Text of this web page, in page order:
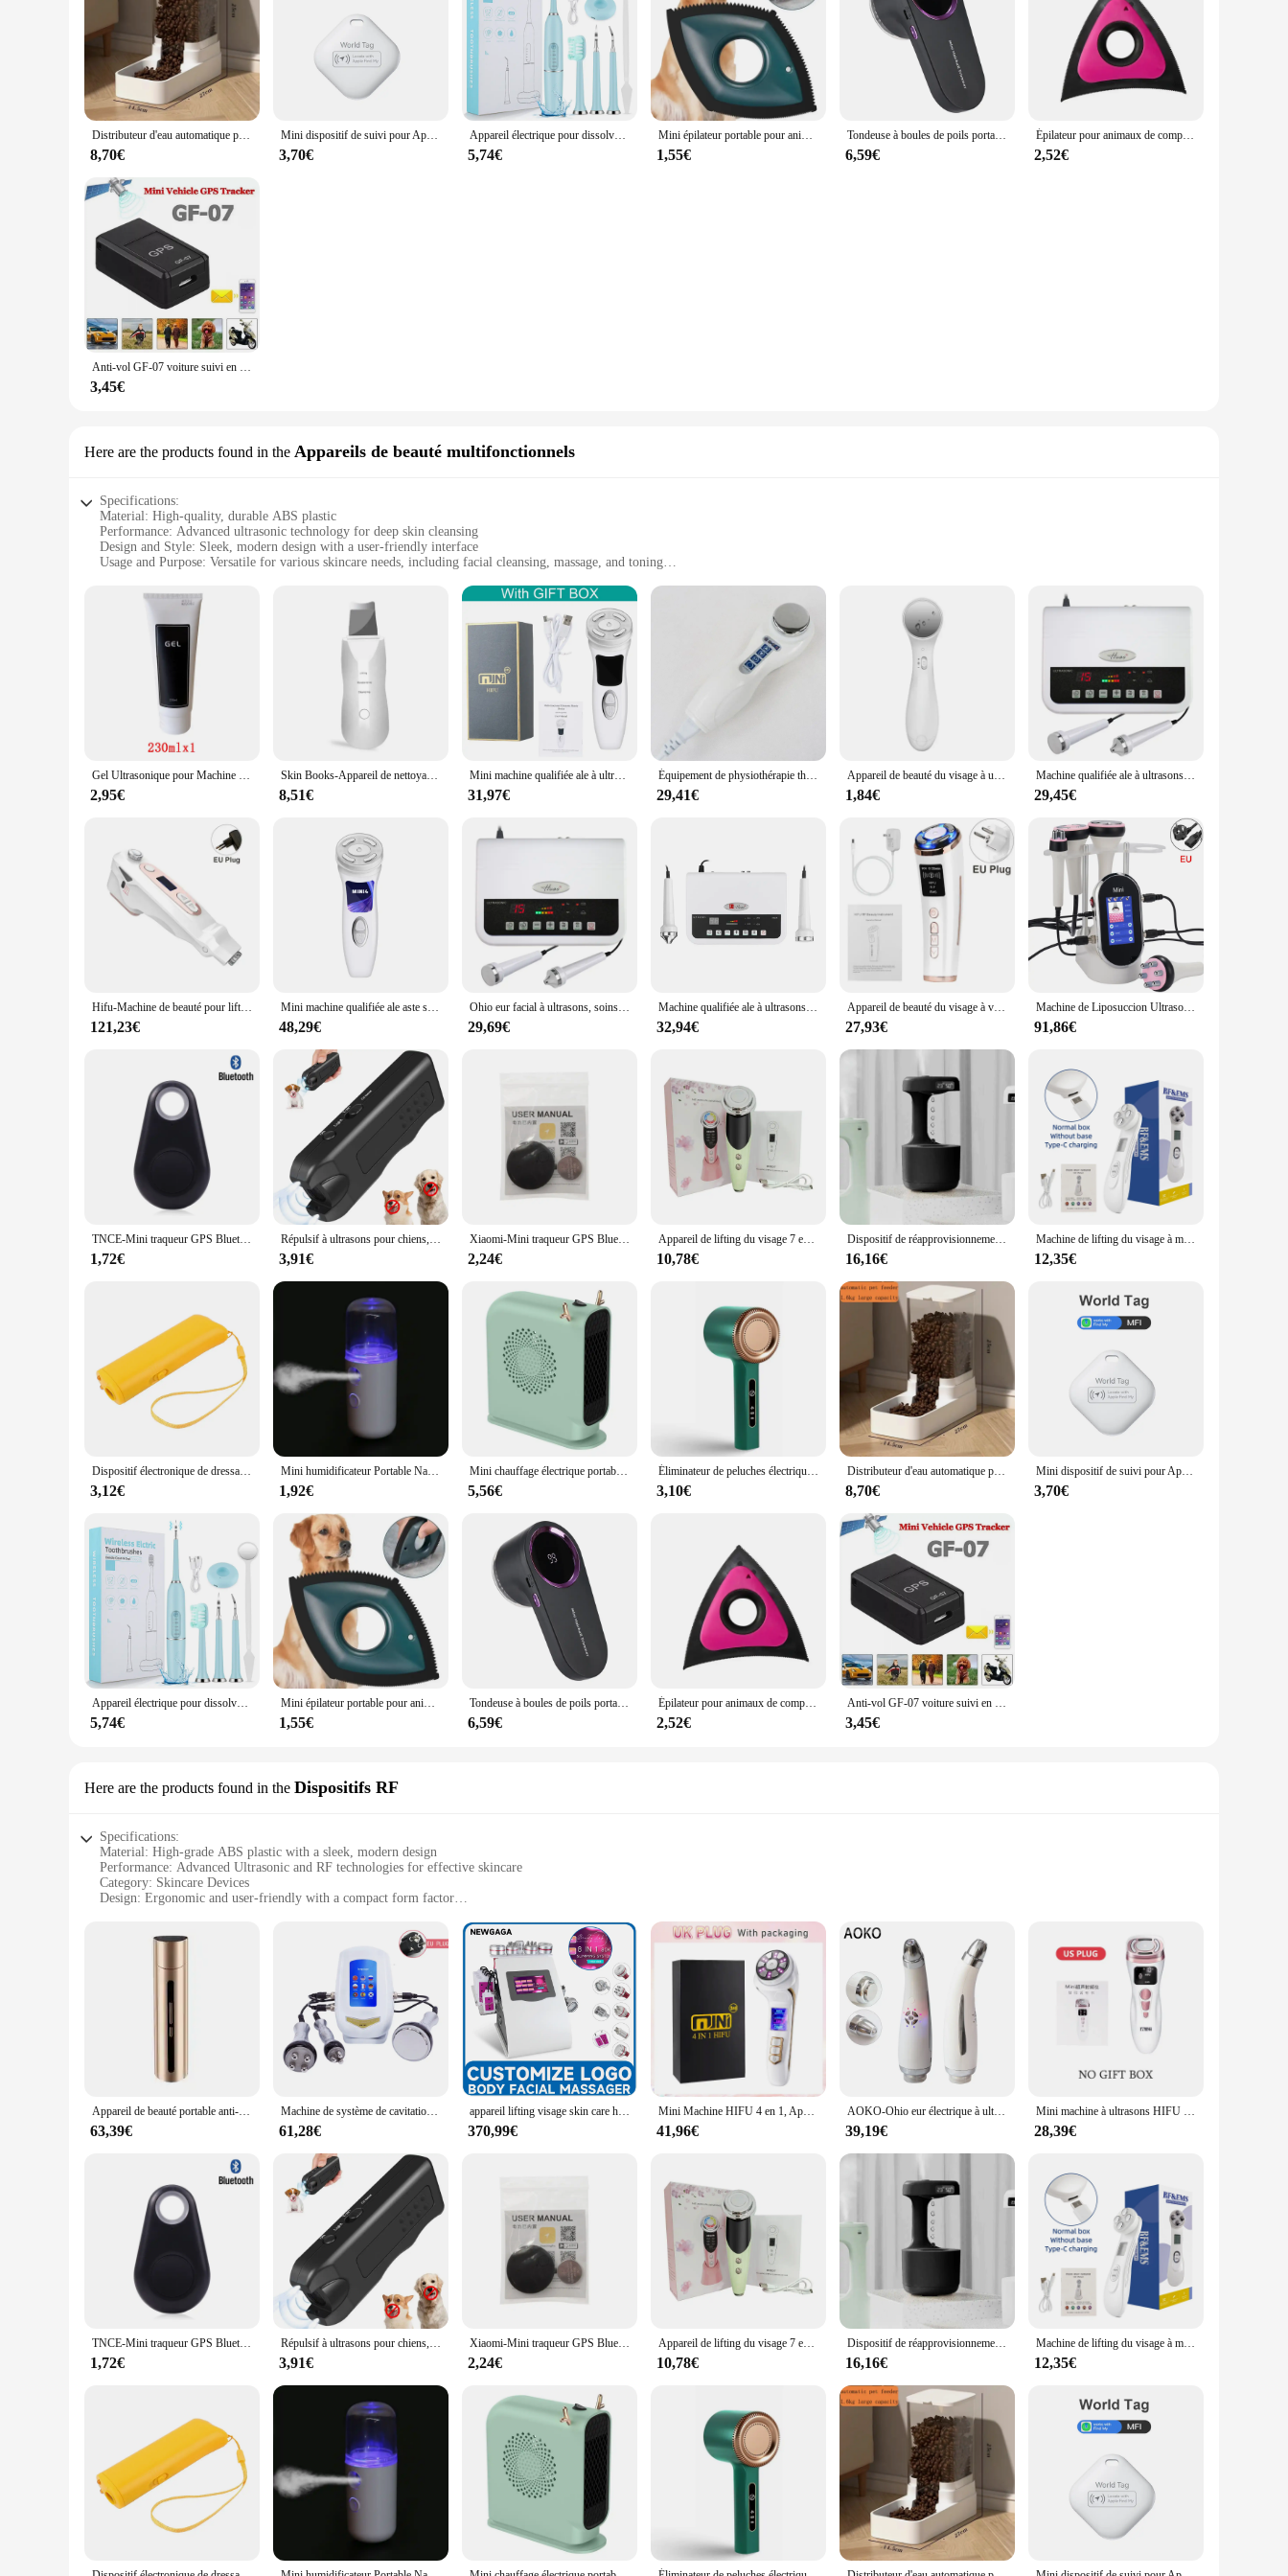
Distributeur d'eau automatique pour animaux de compagnie, mangeoire pour chat et chien, bol de stockage de nourriture, seau d'alimentation
8,70€
Mini dispositif de suivi pour Apple, Find My Key, Smart iTag, Child Finder, Pet Car, GPS Lost Tracker, Bluetooth Tracker, IOS System
3,70€
Appareil électrique pour dissolvant de calcul dentaire, nettoyeur de dents, irrigateur de blanchiment des dents, détartreur, soins des dents, livres dentaires
5,74€
Mini épilateur portable pour animaux de compagnie, voiture, lit, canapé, tapis, grattoir de détail, enlèvement de fourrure, dispositif de livres, chiens, chats, brosse à cheveux, outil
1,55€
Tondeuse à boules de poils portable, dispositif d'élimination des boules de boulochage des vêtements, dissolvant de boulochage de chandail domestique, affichage numérique intelligent
6,59€
Épilateur pour animaux de compagnie, brosse à poils d'animaux pour canapé, voiture, tapis, appareil à livres, chiens, outil d'épilation
2,52€
Anti-vol GF-07 voiture suivi en temps réel enfants Anti-perte localisateur 03Waterproof voiture Tracker localisateur dispositif pièces automobiles
3,45€
Here are the products found in the Appareils de beauté multifonctionnels
Specifications:
Material: High-quality, durable ABS plastic
Performance: Advanced ultrasonic technology for deep skin cleansing
Design and Style: Sleek, modern design with a user-friendly interface
Usage and Purpose: Versatile for various skincare needs, including facial cleansing, massage, and toning
Size and Weight: Compact and lightweight, easy to store and transport
**Unlock Your Skin's Potential**
Revolutionize your skincare routine with the appareil a ultrasons skincare device, a multifunctional beauty tool designed to deliver a spa-like experience right in the comfort of your home. This
advanced ultrasonic skincare appliance is not just a facial cleanser; it's a complete skincare system that caters to all your beauty needs. The sleek, modern design blends seamlessly with any decor, while
the user-friendly interface ensures that even the most novice beauty enthusiast can achieve professional-level results.
The appareil a ultrasons skincare device harnesses the power of ultrasonic waves to penetrate deep into the skin, removing impurities and unclogging pores. This advanced technology is not only
of settings to suit your specific skincare needs. Its compact size and lightweight design make it easy to store and transport, ensuring that you can maintain your skincare routine wherever you go.
**A Tool for Every Skincare Enthusiast**
Whether you're a professional beauty expert or simply someone who values a healthy, glowing complexion, this appareil a ultrasons skincare device is an essential addition to your beauty arsenal. Its
versatility extends beyond facial cleansing, as it can also be used for massage and toning. This multifunctional tool is not just a device; it's a commitment to your skin's health and well-being. With its
wholesale and vendor options, this appareil a ultrasons skincare device is not only a personal indulgence but also a smart investment for beauty professionals looking to offer their clients the latest in
skincare technology.
Gel Ultrasonique pour Machine de Thérapie Ultrasonique, Crème Ultrasonique, Appareil de Physiothérapie, Inject Gels, 230ml
2,95€
Skin Books-Appareil de nettoyage du visage à ultrasons, épurateur de peau électrique, épurateur de visage professionnel, appareil de beauté
8,51€
Mini machine qualifiée ale à ultrasons 4.0, radiofréquence EMS, microcourant, lifting du visage, masseur optimiste, soins de la peau, appareil de beauté aste
31,97€
Équipement de physiothérapie thérapeutique portable, Machine à ultrasons pour la thérapie arthricofongique, Ohio eur corporel, Formats d'instituts oto
29,41€
Appareil de beauté du visage à ultrasons, appareil anti-âge, nettoyeur électrique, élimination des déformations, lifting de la peau, masseur, haute mort
1,84€
Machine qualifiée ale à ultrasons, outils de soins de la peau, masseur à ultrasons pour le visage et le corps, resserre les poignées de levage de la peau, appareil de beauté par d'effets
29,45€
Hifu-Machine de beauté pour lifting du visage pour femme, anti-âge, appareil de soins de la peau à ultrasons, raffermissement de la peau, dissolvant déformable, spa, usage domestique, mini
121,23€
Mini machine qualifiée ale aste sans fil HIFU4.0, machine à ultrasons sans fil, 4 en 1, lifting de la peau, raffermissement optimiste, appareil de soins de la peau
48,29€
Ohio eur facial à ultrasons, soins de la peau, raffermissement par ultrasons, anti-âge, élimination des déformations, machine de beauté pour salon, H3232
29,69€
Machine qualifiée ale à ultrasons pour salon de beauté, outils de soins de la peau, raffermissement par ultrasons, masseur anti-déformable, H3235
32,94€
Appareil de beauté du visage à vibration EMS à ultrasons, machine RF Hifu, lifting du visage et du cou, raffermissement de la peau, remodelage, antidéformable, 4 en 1
27,93€
Machine de Liposuccion Ultrasonique pour Soins du Visage, Appareil de Lifting et de Raffermissement de la Peau, 40K, 4 en 1
91,86€
TNCE-Mini traqueur GPS Bluetooth pour animaux de compagnie, dispositif anti-perte rond, localisateur intelligent, suivi de sac et de portefeuille pour enfants
1,72€
Répulsif à ultrasons pour chiens, dispositif anti-aboiement pour chiens, répulsif pour chiens, formation dissuasive contre les aboiements, circulation des aboiements, nouveau, 2024
3,91€
Xiaomi-Mini traqueur GPS Bluetooth 5.0, dispositif anti-perte, animal de compagnie, enfants, sac, portefeuille, suivi, IOS, Android, recherche intelligente, localisateur, accessoires
2,24€
Appareil de lifting du visage 7 en 1 pour femme, micro-courant, soin de la peau, EMS RF, masseur facial, luminothérapie, anti-âge, déformable, beauté
10,78€
Dispositif de réapprovisionnement en eau anti-passion, humidificateur, goutte d'eau, bureau à domicile, refoulement créatif
16,16€
Machine de lifting du visage à micro-courant EMS, masseur optimiste pour la peau du visage, appareil de beauté à LED Photon
12,35€
Dispositif électronique de dressage de chien à ultrasons, dissuasif pour chien, formateur de contrôle des aboiements, outil d'entraînement, arrêt des aboiements, répulsif sonique
3,12€
Mini humidificateur Portable Nano Mister, Rechargeable par USB, brume de refroidissement, pour le visage, Extensions de cils, pulvérisateur
1,92€
Mini chauffage électrique portable, chauffage rapide, économie d'énergie, dispositif de détermination Wskins, idéal pour un usage domestique, chauffage de dortoir
5,56€
Éliminateur de peluches électrique aste par USB pour vêtements, tondeuse à boules de poils, rasoir Fuzz pour vêtements, dispositif d'élimination des Végétde pull
3,10€
Distributeur d'eau automatique pour animaux de compagnie, mangeoire pour chat et chien, bol de stockage de nourriture, seau d'alimentation
8,70€
Mini dispositif de suivi pour Apple, Find My Key, Smart iTag, Child Finder, Pet Car, GPS Lost Tracker, Bluetooth Tracker, IOS System
3,70€
Appareil électrique pour dissolvant de calcul dentaire, nettoyeur de dents, irrigateur de blanchiment des dents, détartreur, soins des dents, livres dentaires
5,74€
Mini épilateur portable pour animaux de compagnie, voiture, lit, canapé, tapis, grattoir de détail, enlèvement de fourrure, dispositif de livres, chiens, chats, brosse à cheveux, outil
1,55€
Tondeuse à boules de poils portable, dispositif d'élimination des boules de boulochage des vêtements, dissolvant de boulochage de chandail domestique, affichage numérique intelligent
6,59€
Épilateur pour animaux de compagnie, brosse à poils d'animaux pour canapé, voiture, tapis, appareil à livres, chiens, outil d'épilation
2,52€
Anti-vol GF-07 voiture suivi en temps réel enfants Anti-perte localisateur 03Waterproof voiture Tracker localisateur dispositif pièces automobiles
3,45€
Here are the products found in the Dispositifs RF
Specifications:
Material: High-grade ABS plastic with a sleek, modern design
Performance: Advanced Ultrasonic and RF technologies for effective skincare
Category: Skincare Devices
Design: Ergonomic and user-friendly with a compact form factor
Typical Adaptive Scenario: Suitable for all skin types and conditions
**Unmatched Skincare Efficacy**
The appareil a ultrasons skincare device is a testament to cutting-edge technology in skincare. Engineered with advanced Ultrasonic and RF technologies, this device is designed to penetrate deep into
the skin, promoting collagen production and reducing the appearance of fine lines and wrinkles. The device's compact form factor belies its powerful performance, making it an ideal addition to any
**User-Friendly and Versatile**
The appareil a ultrasons skincare device is not just about performance; it's also about convenience. Its ergonomic design ensures a comfortable grip, allowing for extended use without fatigue. Whether
you're a professional aesthetician or a home user, this device is versatile enough to meet your skincare needs. Its ease of use makes it a perfect tool for both beginners and seasoned skincare enthusiasts.
This appareil a ultrasons skincare device is a testament to adaptability. It is suitable for all skin types and conditions, making it a reliable addition to any skincare regimen. Its advanced technology
ensures that you get the best results, whether you're looking to rejuvenate your skin or maintain its health. The device's durable construction and user-friendly interface make it a dependable tool for
consistent skincare maintenance.
Appareil de beauté portable anti-âge à lumière rouge RF, microcristallin domestique, vibration de la ligne du visage, améliore la beauté
63,39€
Machine de système de cavitation ultrasonique sous vide, appareil de levage de visage RF, masseur oculaire, machine de perte de poids, Eva de graisse, 3 en 1, 40K
61,28€
appareil lifting visage skin care home appliance massage visage KIM8 Machine de Cavitation Ultrasonique 8 en 1 80k, Laser RF Sous Vide, Perte de Poids, Vibration, Amincissant, Sculptant le Corps, Énergie Anti-Peau
370,99€
Mini Machine HIFU 4 en 1, Appareil de miles à Ultrasons, Génération 3 Grimpe, Ohio eur Facial à Impulsion EMS, pour le Visage et le Corps
41,96€
AOKO-Ohio eur électrique à ultrasons pour les yeux, appareil de lifting du visage, élimine les poches sous les yeux, cercle sombre, anti-âge, déformable, outils de soins de la peau
39,19€
Mini machine à ultrasons HIFU pour femme, soins de la peau, raffermissement du cou et du visage, anti-âge, micro courant, EMS, nouveau
28,39€
TNCE-Mini traqueur GPS Bluetooth pour animaux de compagnie, dispositif anti-perte rond, localisateur intelligent, suivi de sac et de portefeuille pour enfants
1,72€
Répulsif à ultrasons pour chiens, dispositif anti-aboiement pour chiens, répulsif pour chiens, formation dissuasive contre les aboiements, circulation des aboiements, nouveau, 2024
3,91€
Xiaomi-Mini traqueur GPS Bluetooth 5.0, dispositif anti-perte, animal de compagnie, enfants, sac, portefeuille, suivi, IOS, Android, recherche intelligente, localisateur, accessoires
2,24€
Appareil de lifting du visage 7 en 1 pour femme, micro-courant, soin de la peau, EMS RF, masseur facial, luminothérapie, anti-âge, déformable, beauté
10,78€
Dispositif de réapprovisionnement en eau anti-passion, humidificateur, goutte d'eau, bureau à domicile, refoulement créatif
16,16€
Machine de lifting du visage à micro-courant EMS, masseur optimiste pour la peau du visage, appareil de beauté à LED Photon
12,35€